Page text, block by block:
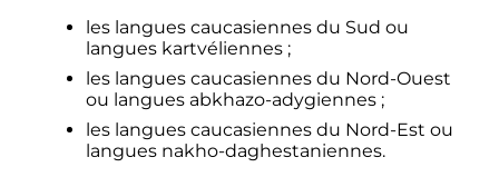
les langues caucasiennes du Sud ou
langues kartvéliennes ;
les langues caucasiennes du Nord-Ouest
ou langues abkhazo-adygiennes ;
les langues caucasiennes du Nord-Est ou
langues nakho-daghestaniennes.